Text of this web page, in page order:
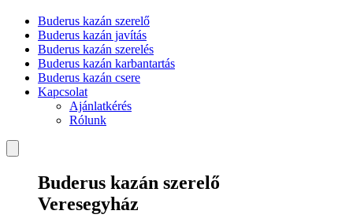
Buderus kazán szerelő
Buderus kazán javítás
Buderus kazán szerelés
Buderus kazán karbantartás
Buderus kazán csere
Kapcsolat
Ajánlatkérés
Rólunk
Buderus kazán szerelő
Veresegyház